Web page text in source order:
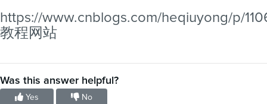
https://www.cnblogs.com/heqiuyong/p/
教程网站
Was this answer helpful?
Yes No